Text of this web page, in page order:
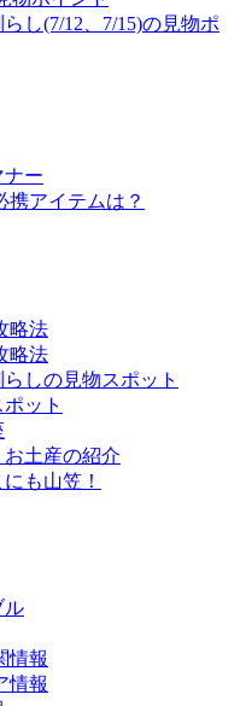
し(7/12、7/15)の見物ポ
ー
携アイテムは？
略法
略法
しの見物スポット
ット
土産の紹介
も山笠！
ル
情報
情報